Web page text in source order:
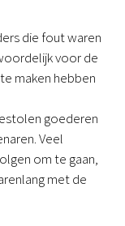
die fout waren
voor de
maken hebben
goederen
Veel
om te gaan,
met de